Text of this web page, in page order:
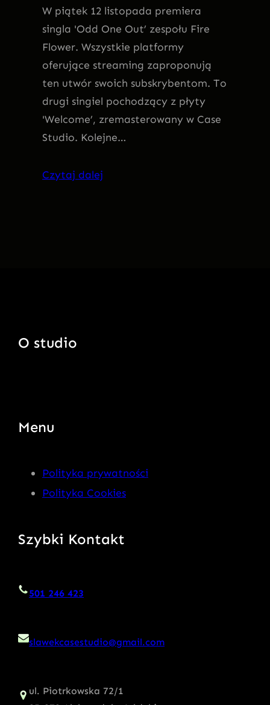
W piątek 12 listopada premiera
singla 'Odd One Out’ zespołu Fire
Flower. Wszystkie platformy
oferujące streaming zaproponują
ten utwór swoich subskrybentom. To
drugi singiel pochodzący z płyty
'Welcome’, zremasterowany w Case
Studio. Kolejne…
Czytaj dalej
O studio
Menu
Polityka prywatności
Polityka Cookies
Szybki Kontakt
501 246 423
slawekcasestudio@gmail.com
ul. Piotrkowska 72/1